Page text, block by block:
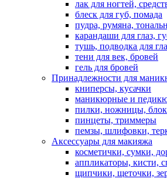
лак для ногтей,
блеск для губ, помада
пудра, румяна,
карандаши для глаз,
тушь, подводка для
тени для век, бровей
гель для бровей
Принадлежности для
книперсы, кусачки
маникюрные и
пилки, ножницы,
пинцеты, триммеры
пемзы, шлифовки,
Аксессуары для макияжа
косметички, сумки,
аппликаторы, кисти,
щипчики, щеточки,